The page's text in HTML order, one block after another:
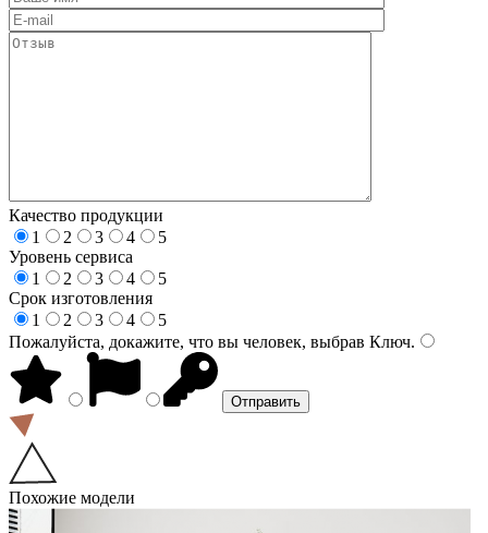
Качество продукции
1
2 3 4
5
Уровень сервиса
1
2 3 4
5
Срок изготовления
1
2 3 4
5
Пожалуйста, докажите, что вы человек, выбрав Ключ.
Похожие модели